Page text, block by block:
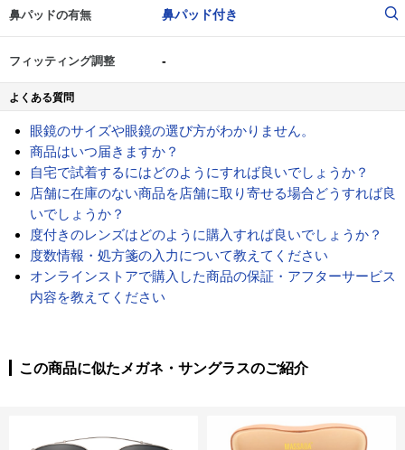
鼻パッドの有無 鼻パッド付き
フィッティング調整 -
よくある質問
眼鏡のサイズや眼鏡の選び方がわかりません。
商品はいつ届きますか？
自宅で試着するにはどのようにすれば良いでしょうか？
店舗に在庫のない商品を店舗に取り寄せる場合どうすれば良
いでしょうか？
度付きのレンズはどのように購入すれば良いでしょうか？
度数情報・処方箋の入力について教えてください
オンラインストアで購入した商品の保証・アフターサービス
内容を教えてください
この商品に似たメガネ・サングラスのご紹介